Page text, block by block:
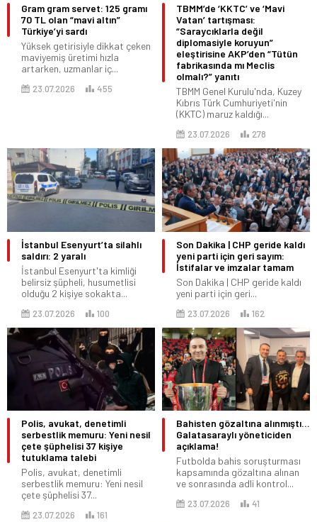
Gram gram servet: 125 gramı
70 TL olan “mavi altın”
Türkiye’yi sardı
Yüksek getirisiyle dikkat çeken
maviyemiş üretimi hızla
artarken, uzmanlar iç...
23.07.2026 455
TBMM’de ‘KKTC’ ve ‘Mavi
Vatan’ tartışması:
“Saraycıklarla değil
diplomasiyle koruyun”
eleştirisine AKP’den “Tütün
fabrikasında mı Meclis
olmalı?” yanıtı
TBMM Genel Kurulu'nda, Kuzey
Kıbrıs Türk Cumhuriyeti'nin
(KKTC) maruz kaldığı...
23.07.2026 278
İstanbul Esenyurt’ta silahlı
saldırı: 2 yaralı
İstanbul Esenyurt'ta kimliği
belirsiz şüpheli, husumetlisi
olduğu 2 kişiye sokakta...
23.07.2026 100
Son Dakika | CHP geride kaldı
yeni parti için geri sayım:
İstifalar ve imzalar tamam
Son Dakika | CHP geride kaldı
yeni parti için geri...
23.07.2026 162
Polis, avukat, denetimli
serbestlik memuru: Yeni nesil
çete şüphelisi 37 kişiye
tutuklama talebi
Polis, avukat, denetimli
serbestlik memuru: Yeni nesil
çete şüphelisi 37...
23.07.2026 161
Bahisten gözaltına alınmıştı…
Galatasaraylı yöneticiden
açıklama!
Futbolda bahis soruşturması
kapsamında gözaltına alınan
ve sonrasında adli kontrol...
23.07.2026 41